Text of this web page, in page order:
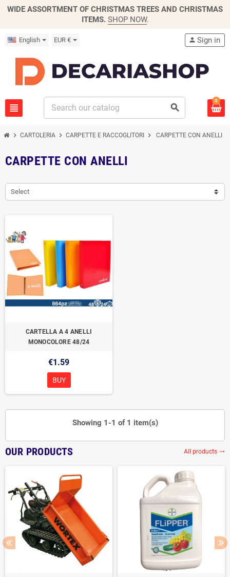
WIDE ASSORTMENT OF CHRISTMAS TREES AND CHRISTMAS
ITEMS. SHOP NOW.
English EUR €
view_headline search
person Sign in
0
chevron_right CARTOLERIA chevron_right CARPETTE E RACCOGLITORI chevron_right CARPETTE CON ANELLI
CARPETTE CON ANELLI
Select
CARTELLA A 4 ANELLI
MONOCOLORE 48/24
€1.59
BUY
Showing 1-1 of 1 item(s)
OUR PRODUCTS All products trending_flat